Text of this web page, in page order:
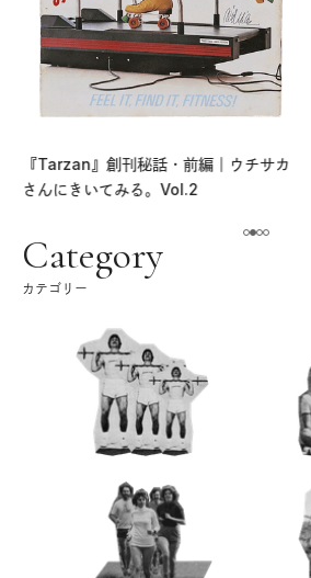
『Tarzan』創刊秘話・前編｜ウチサカ
さんにきいてみる。Vol.2
Category
カテゴリー